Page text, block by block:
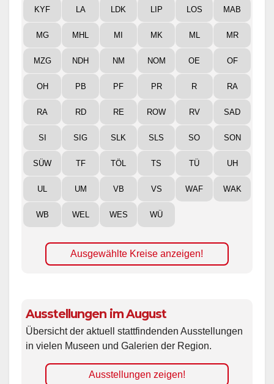
KYF LA LDK LIP LOS MAB
MG MHL MI MK ML MR
MZG NDH NM NOM OE OF
OH PB PF PR R RA
RA RD RE ROW RV SAD
SI SIG SLK SLS SO SON
SÜW TF TÖL TS TÜ UH
UL UM VB VS WAF WAK
WB WEL WES WÜ
Ausgewählte Kreise anzeigen!
Ausstellungen im August
Übersicht der aktuell stattfindenden Ausstellungen
in vielen Museen und Galerien der Region.
Ausstellungen zeigen!